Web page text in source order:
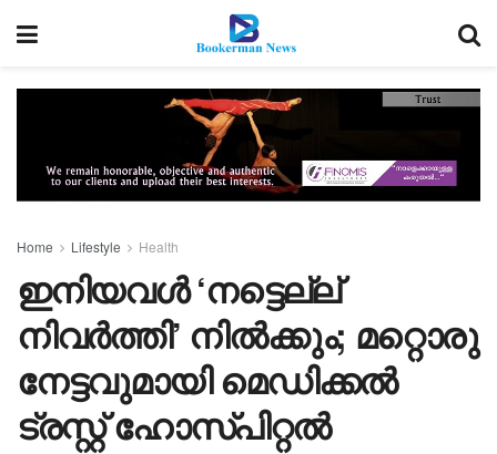
Home Lifestyle Health
ഇനിയവൾ ‘നട്ടെല്ല്
നിവർത്തി’ നിൽക്കും; മറ്റൊരു
നേട്ടവുമായി മെഡിക്കൽ
ട്രസ്റ്റ് ഹോസ്പിറ്റൽ